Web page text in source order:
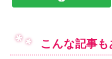
こんな記事